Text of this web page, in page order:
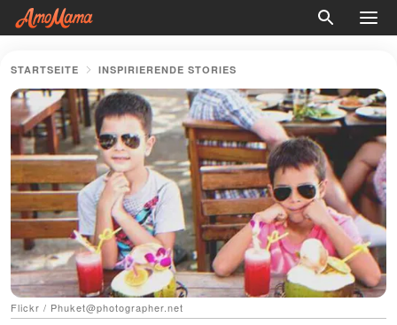
STARTSEITE INSPIRIERENDE STORIES
Flickr / Phuket@photographer.net